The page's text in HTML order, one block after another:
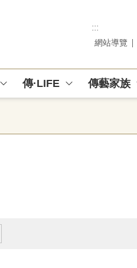
:::
網站導覽
傳·LIFE 傳藝家族